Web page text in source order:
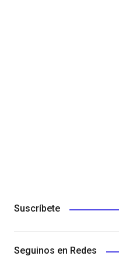
Suscríbete
Seguinos en Redes